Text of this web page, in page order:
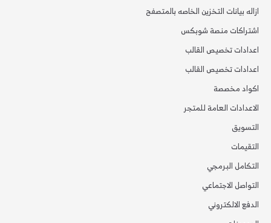
ازاله بيانات التخزين الخاصه بالمتصفح
اشتراكات منصة شوبكس
اعدادات تخصيص القالب
اعدادات تخصيص القالب
اكواد مخصصة
الاعدادات العامة للمتجر
التسويق
التقيمات
التكامل البرمجي
التواصل الاجتماعي
الدفع الالكتروني